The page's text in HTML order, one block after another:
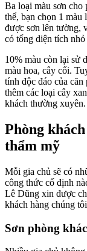
Ba loại màu sơn cho
thể, bạn chọn 1 màu
được sơn lên tường,
có tổng diện tích
10% màu còn lại sử
màu hoa, cây cối.
tính độc đáo của
thêm các loại cây
khách thường xuyên.
Phòng
thẩm mỹ
Mỗi gia chủ sẽ có
công thức cố định
Lê Dũng xin được
khách hàng chúng
Sơn phòng